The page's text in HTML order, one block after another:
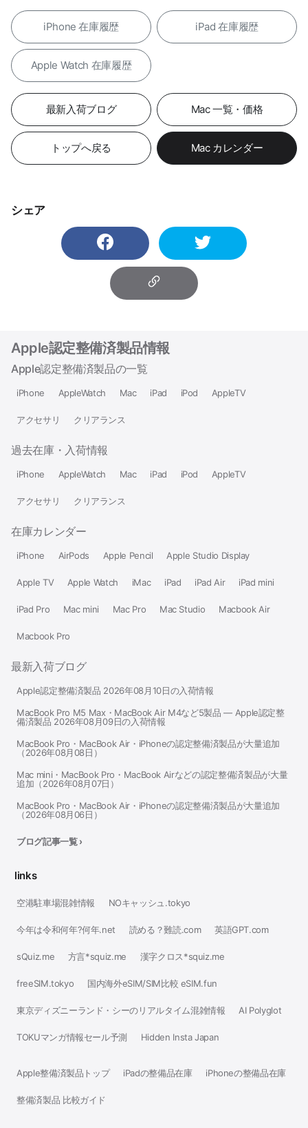
iPhone 在庫履歴 iPad 在庫履歴
Apple Watch 在庫履歴
最新入荷ブログ Mac 一覧・価格
トップへ戻る Mac カレンダー
シェア
Apple認定整備済製品情報
Apple認定整備済製品の一覧
iPhone AppleWatch Mac iPad iPod AppleTV
アクセサリ クリアランス
過去在庫・入荷情報
iPhone AppleWatch Mac iPad iPod AppleTV
アクセサリ クリアランス
在庫カレンダー
iPhone AirPods Apple Pencil Apple Studio Display
Apple TV Apple Watch iMac iPad iPad Air iPad mini
iPad Pro Mac mini Mac Pro Mac Studio Macbook Air
Macbook Pro
最新入荷ブログ
Apple認定整備済製品 2026年08月10日の入荷情報
MacBook Pro M5 Max・MacBook Air M4など5製品 — Apple認定整
備済製品 2026年08月09日の入荷情報
MacBook Pro・MacBook Air・iPhoneの認定整備済製品が大量追加
（2026年08月08日）
Mac mini・MacBook Pro・MacBook Airなどの認定整備済製品が大量
追加（2026年08月07日）
MacBook Pro・MacBook Air・iPhoneの認定整備済製品が大量追加
（2026年08月06日）
ブログ記事一覧 ›
links
空港駐車場混雑情報 NOキャッシュ.tokyo
今年は令和何年?何年.net 読める？難読.com 英語GPT.com
sQuiz.me 方言*squiz.me 漢字クロス*squiz.me
freeSIM.tokyo 国内海外eSIM/SIM比較 eSIM.fun
東京ディズニーランド・シーのリアルタイム混雑情報 AI Polyglot
TOKUマンガ情報セール予測 Hidden Insta Japan
Apple整備済製品トップ iPadの整備品在庫 iPhoneの整備品在庫
整備済製品 比較ガイド